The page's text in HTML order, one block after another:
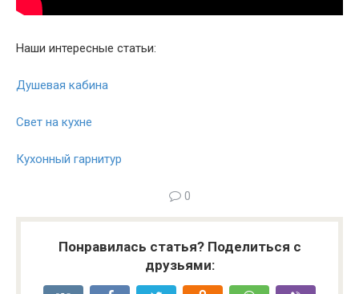
Наши интересные статьи:
Душевая кабина
Свет на кухне
Кухонный гарнитур
0
Понравилась статья? Поделиться с
друзьями: